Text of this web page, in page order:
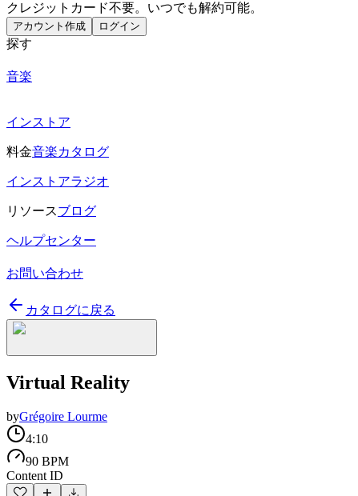
クレジットカード不要。いつでも解約可能。
アカウント作成 ログイン
探す
音楽
インストア
料金音楽カタログ
インストアラジオ
リソースブログ
ヘルプセンター
お問い合わせ
カタログに戻る
Virtual Reality
byGrégoire Lourme
4:10
90 BPM
Content ID